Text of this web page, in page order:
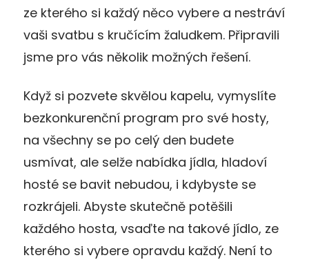
ze kterého si každý něco vybere a nestráví
vaši svatbu s kručícím žaludkem. Připravili
jsme pro vás několik možných řešení.
Když si pozvete skvělou kapelu, vymyslíte
bezkonkurenční program pro své hosty,
na všechny se po celý den budete
usmívat, ale selže nabídka jídla, hladoví
hosté se bavit nebudou, i kdybyste se
rozkrájeli. Abyste skutečně potěšili
každého hosta, vsaďte na takové jídlo, ze
kterého si vybere opravdu každý. Není to